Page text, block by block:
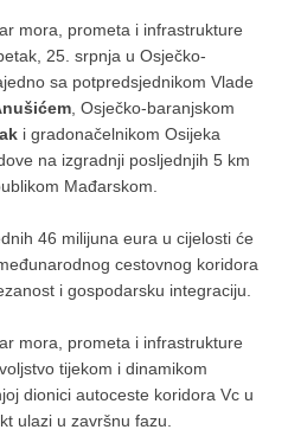
mora, prometa i infrastrukture
25. srpnja u Osječko-
sa potpredsjednikom Vlade
, Osječko-baranjskom
i gradonačelnikom Osijeka
na izgradnji posljednjih 5 km
Mađarskom.
46 milijuna eura u cijelosti će
cestovnog koridora
i gospodarsku integraciju.
mora, prometa i infrastrukture
tijekom i dinamikom
dionici autoceste koridora Vc u
ulazi u završnu fazu.